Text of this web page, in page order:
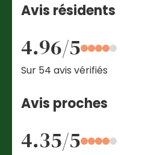
Avis résidents
4.96/5
Sur 54 avis vérifiés
Avis proches
4.35/5